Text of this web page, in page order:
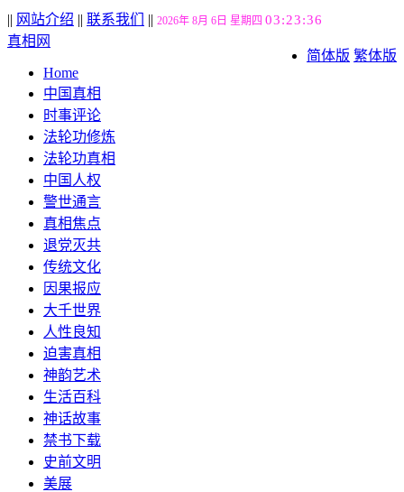
|| 网站介绍 || 联系我们 || 2026年 8月 6日 星期四 03:23:37
简体版 繁体版
真相网
Home
中国真相
时事评论
法轮功修炼
法轮功真相
中国人权
警世通言
真相焦点
退党灭共
传统文化
因果报应
大千世界
人性良知
迫害真相
神韵艺术
生活百科
神话故事
禁书下载
史前文明
美展